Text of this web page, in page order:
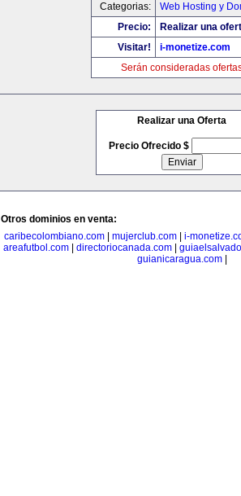
Categorias:
Web Hosting y
Precio:
Realizar una
Visitar!
i-monetize.com
Serán consideradas
Realizar una Oferta
Precio Ofrecido $
Otros dominios en venta:
caribecolombiano.com| mujerclub.com| i-
areafutbol.com
directoriocanada.com
guianicaragua.com|